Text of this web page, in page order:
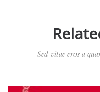
Sed vitae eros a